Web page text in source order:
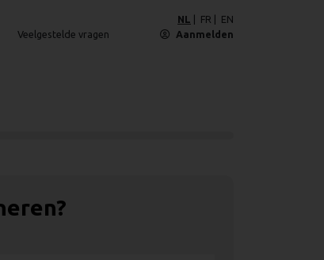
NL FR
EN
Veelgestelde vragen
Aanmelden